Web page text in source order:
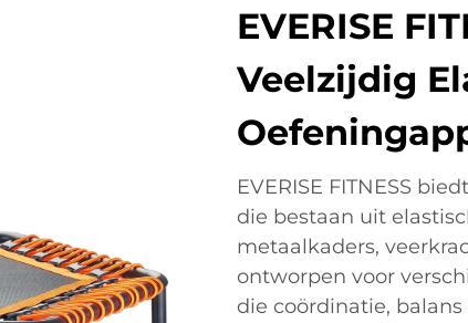
EVERISE
Veelzijdig
EVERISE FITNESS
die bestaan uit
metaalkaders,
ontworpen voor
die coördinatie,